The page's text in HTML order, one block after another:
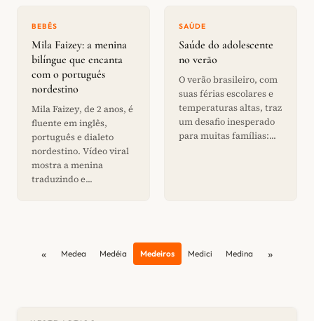
BEBÊS
Mila Faizey: a menina
bilíngue que encanta
com o português
nordestino
Mila Faizey, de 2 anos, é
fluente em inglês,
português e dialeto
nordestino. Vídeo viral
mostra a menina
traduzindo e...
SAÚDE
Saúde do adolescente
no verão
O verão brasileiro, com
suas férias escolares e
temperaturas altas, traz
um desafio inesperado
para muitas famílias:...
« Medea Medéia Medeiros Medici Medina »